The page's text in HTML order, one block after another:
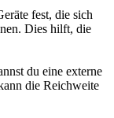
fest, die sich
Dies hilft, die
du eine externe
die Reichweite